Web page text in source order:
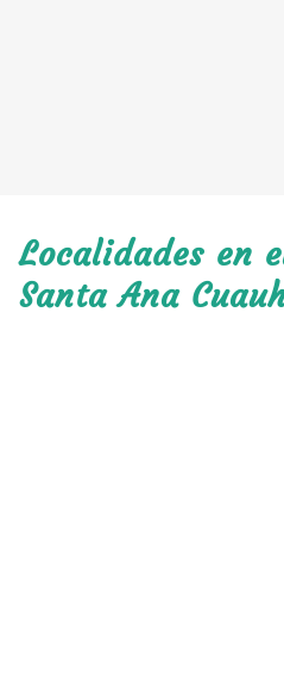
Localidades en
Santa Ana